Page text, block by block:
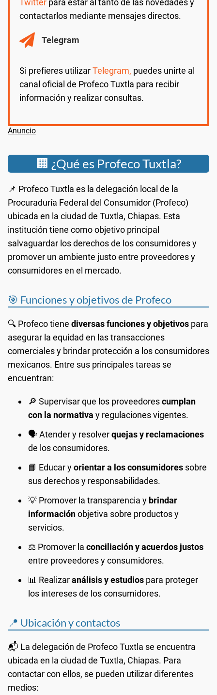
Twitter para estar al tanto de las novedades y
contactarlos mediante mensajes directos.
Telegram
Si prefieres utilizarTelegram, puedes unirte al
canal oficial de Profeco Tuxtla para recibir
información y realizar consultas.
🏢 ¿Qué es Profeco Tuxtla?
📌 Profeco Tuxtla es la delegación local de la
Procuraduría Federal del Consumidor (Profeco)
ubicada en la ciudad de Tuxtla, Chiapas. Esta
institución tiene como objetivo principal
salvaguardar los derechos de los consumidores y
promover un ambiente justo entre proveedores y
consumidores en el mercado.
🎯 Funciones y objetivos de Profeco
🔍 Profeco tiene diversas funciones y objetivos para
asegurar la equidad en las transacciones
comerciales y brindar protección a los consumidores
mexicanos. Entre sus principales tareas se
encuentran:
🔎 Supervisar que los proveedorescumplan
con la normativa y regulaciones vigentes.
🗣️ Atender y resolverquejas y reclamaciones
de los consumidores.
📘 Educar yorientar a los consumidores sobre
sus derechos y responsabilidades.
💡 Promover la transparencia y brindar
informaciónobjetiva sobre productos y
servicios.
⚖️ Promover la conciliación y acuerdos justos
entre proveedores y consumidores.
📊 Realizaranálisis y estudios para proteger
los intereses de los consumidores.
📍 Ubicación y contactos
📬 La delegación de Profeco Tuxtla se encuentra
ubicada en la ciudad de Tuxtla, Chiapas. Para
contactar con ellos, se pueden utilizar diferentes
medios: